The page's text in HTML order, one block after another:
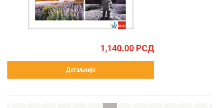
1,140.00 РСД
Детаљније